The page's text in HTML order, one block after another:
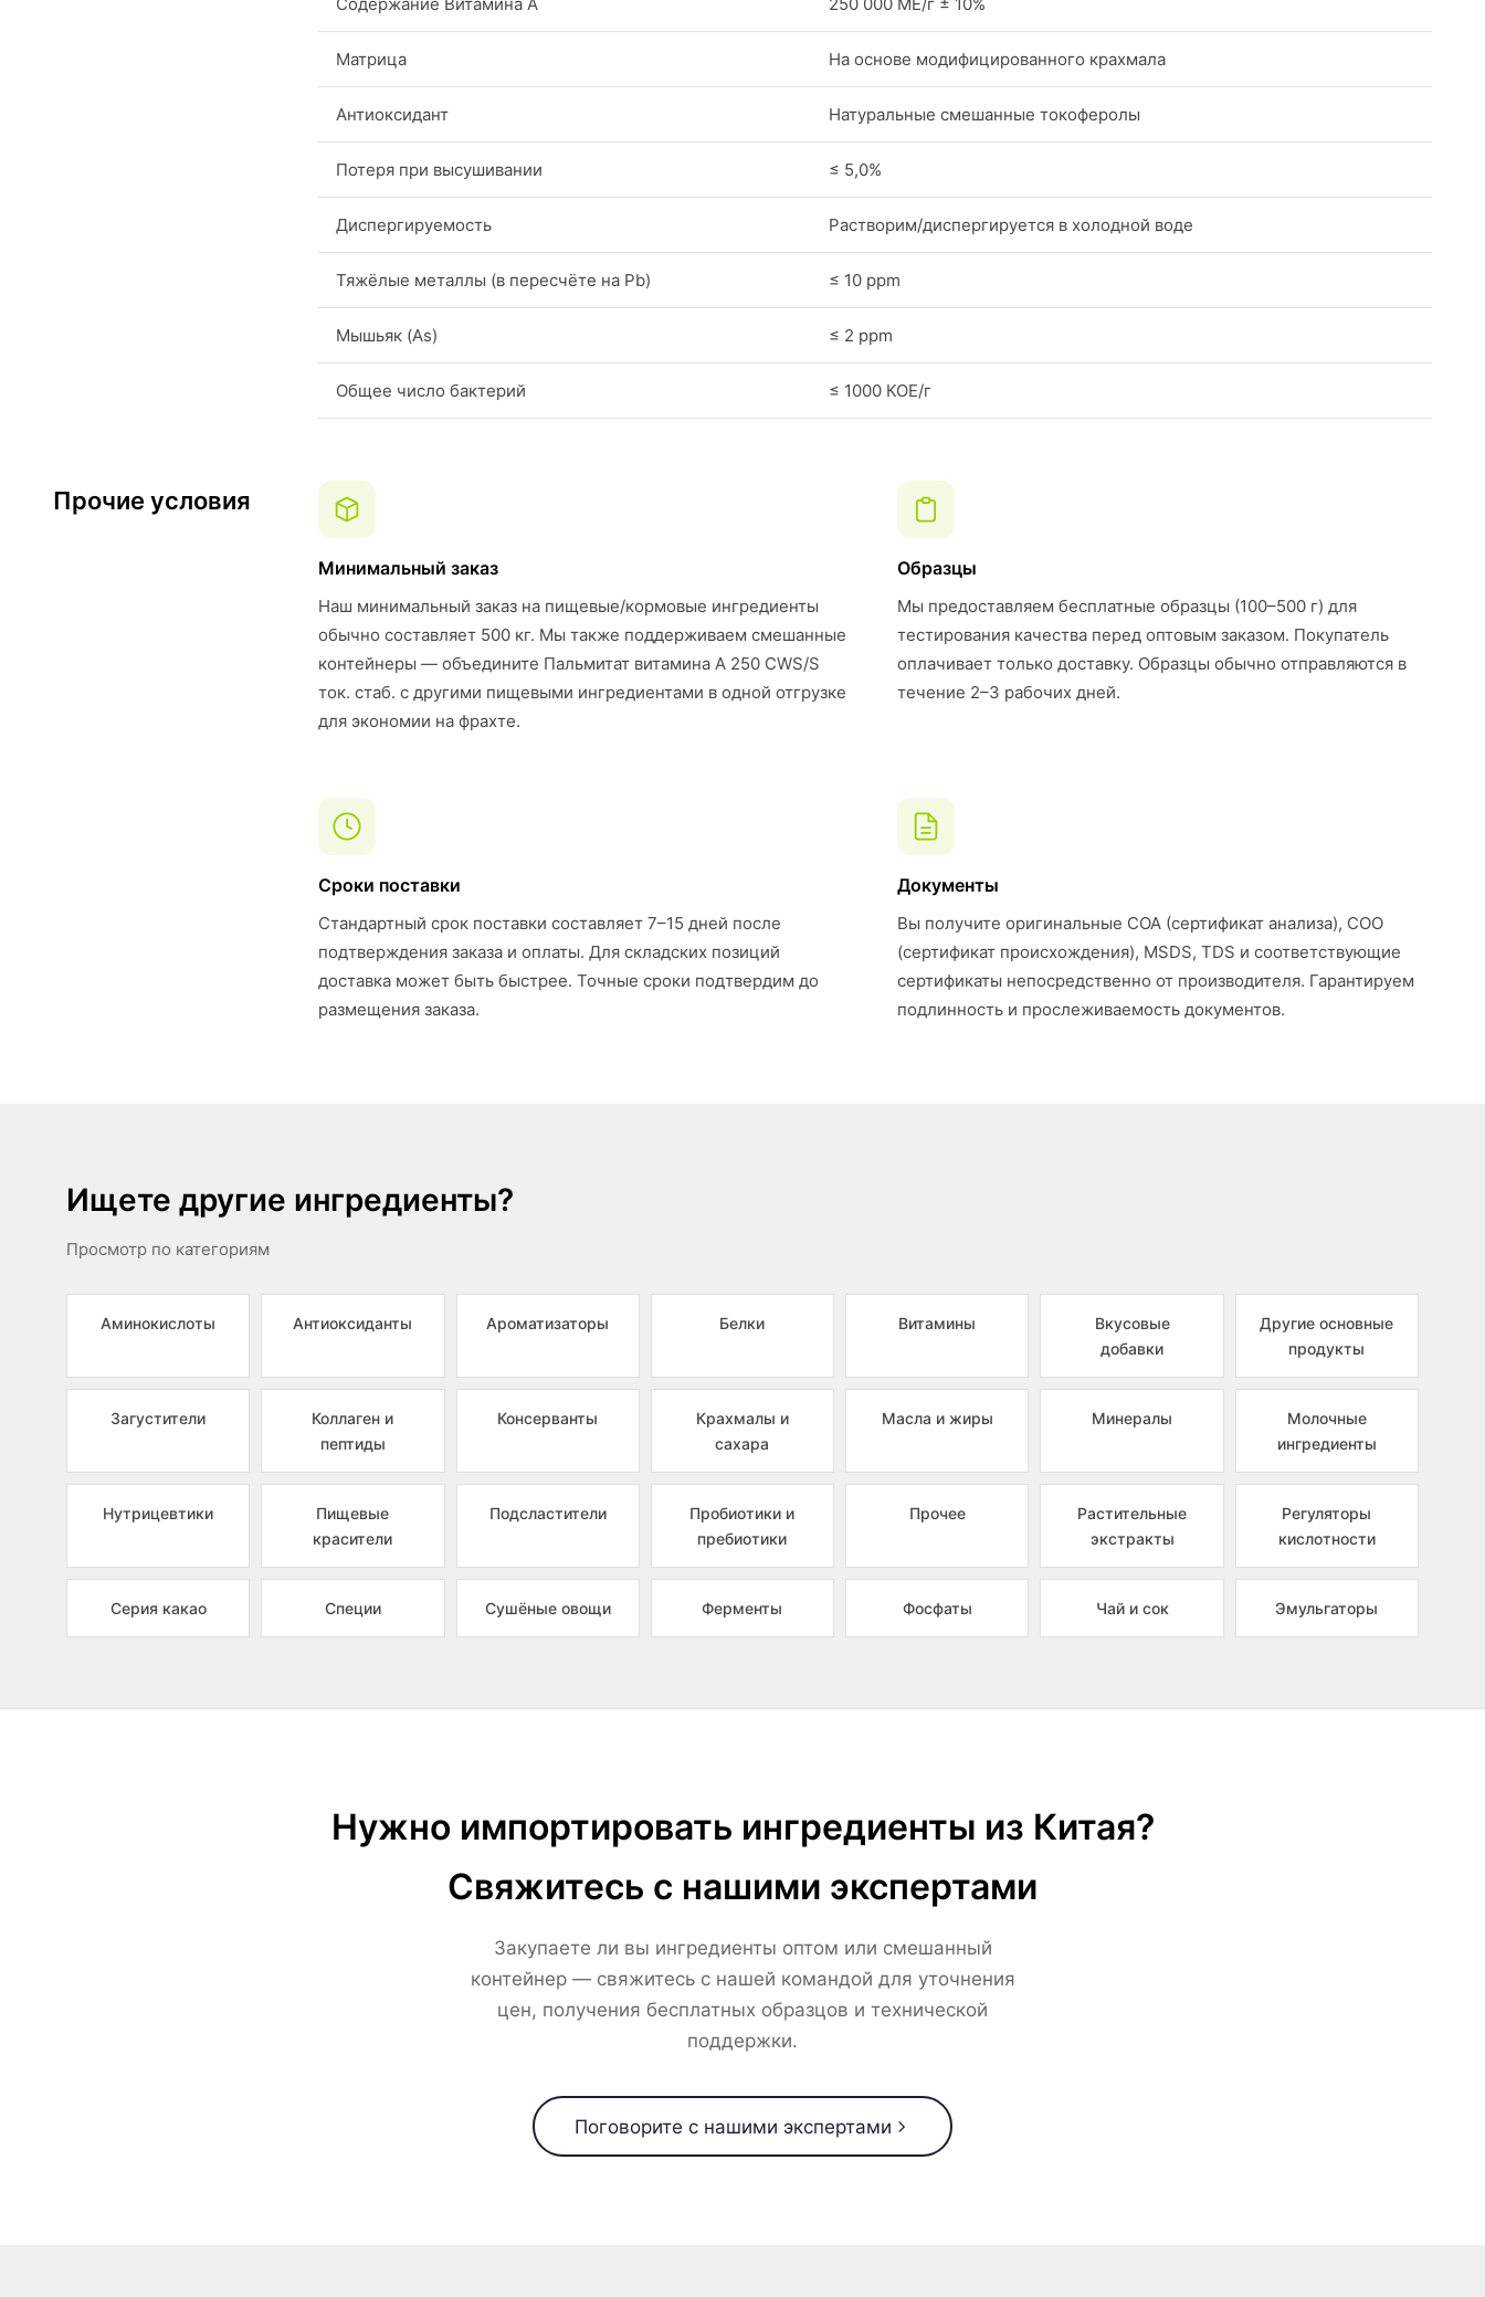
Матрица На основе модифицированного крахмала
Антиоксидант Натуральные смешанные токоферолы
Потеря при высушивании ≤ 5,0%
Диспергируемость Растворим/диспергируется в холодной воде
Тяжёлые металлы (в пересчёте на Pb) ≤ 10 ppm
Мышьяк (As) ≤ 2 ppm
Общее число бактерий ≤ 1000 КОЕ/г
Прочие условия
Минимальный заказ
Наш минимальный заказ на пищевые/кормовые ингредиенты
обычно составляет 500 кг. Мы также поддерживаем смешанные
контейнеры — объедините Пальмитат витамина A 250 CWS/S
ток. стаб. с другими пищевыми ингредиентами в одной отгрузке
для экономии на фрахте.
Образцы
Мы предоставляем бесплатные образцы (100–500 г) для
тестирования качества перед оптовым заказом. Покупатель
оплачивает только доставку. Образцы обычно отправляются в
течение 2–3 рабочих дней.
Сроки поставки
Стандартный срок поставки составляет 7–15 дней после
подтверждения заказа и оплаты. Для складских позиций
доставка может быть быстрее. Точные сроки подтвердим до
размещения заказа.
Документы
Вы получите оригинальные COA (сертификат анализа), COO
(сертификат происхождения), MSDS, TDS и соответствующие
сертификаты непосредственно от производителя. Гарантируем
подлинность и прослеживаемость документов.
Ищете другие ингредиенты?
Просмотр по категориям
Аминокислоты Антиоксиданты Ароматизаторы Белки Витамины
Вкусовые
добавки
Другие основные
продукты
Загустители
Коллаген и
пептиды
Консерванты
Крахмалы и
сахара
Масла и жиры Минералы
Молочные
ингредиенты
Нутрицевтики
Пищевые
красители
Подсластители
Пробиотики и
пребиотики
Прочее
Растительные
экстракты
Регуляторы
кислотности
Серия какао Специи Сушёные овощи Ферменты Фосфаты Чай и сок Эмульгаторы
Нужно импортировать ингредиенты из Китая?
Свяжитесь с нашими экспертами
Закупаете ли вы ингредиенты оптом или смешанный
контейнер — свяжитесь с нашей командой для уточнения
цен, получения бесплатных образцов и технической
поддержки.
Поговорите с нашими экспертами